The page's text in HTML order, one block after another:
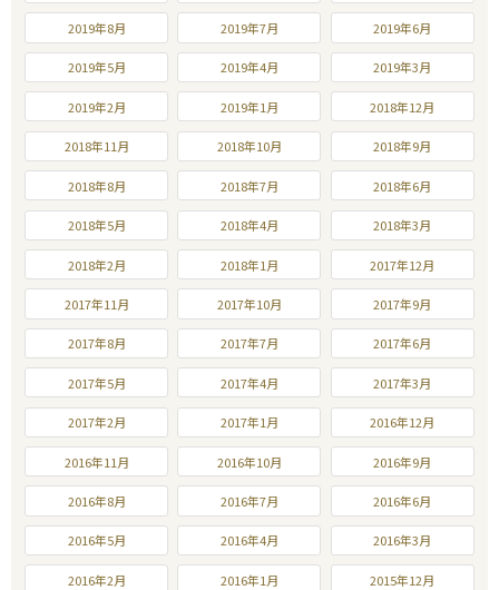
2019年8月 2019年7月 2019年6月
2019年5月 2019年4月 2019年3月
2019年2月 2019年1月 2018年12月
2018年11月 2018年10月 2018年9月
2018年8月 2018年7月 2018年6月
2018年5月 2018年4月 2018年3月
2018年2月 2018年1月 2017年12月
2017年11月 2017年10月 2017年9月
2017年8月 2017年7月 2017年6月
2017年5月 2017年4月 2017年3月
2017年2月 2017年1月 2016年12月
2016年11月 2016年10月 2016年9月
2016年8月 2016年7月 2016年6月
2016年5月 2016年4月 2016年3月
2016年2月 2016年1月 2015年12月